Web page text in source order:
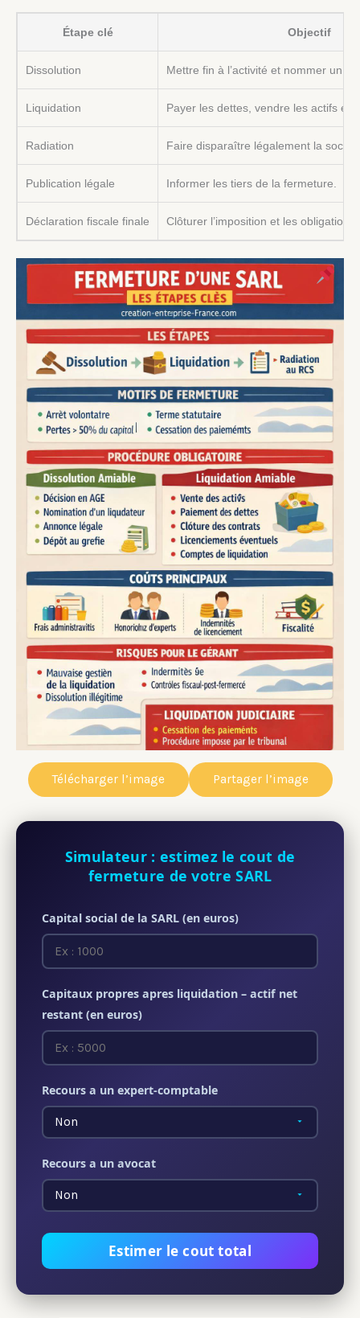
Étape clé Objectif
Dissolution Mettre fin à l’activité et nommer un
Liquidation Payer les dettes, vendre les actifs et
Radiation Faire disparaître légalement la
Publication légale Informer les tiers de la fermeture.
Déclaration fiscale finale Clôturer l’imposition et les obligations
Télécharger l’image Partager l’image
Simulateur : estimez le cout de
fermeture de votre SARL
Capital social de la SARL (en euros)
Capitaux propres apres liquidation – actif net
restant (en euros)
Recours a un expert-comptable
Recours a un avocat
Estimer le cout total